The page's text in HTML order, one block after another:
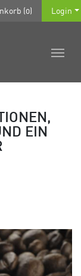
(0) Login
EIN